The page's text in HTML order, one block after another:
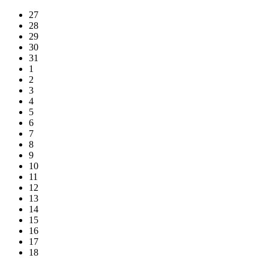
27
28
29
30
31
1
2
3
4
5
6
7
8
9
10
11
12
13
14
15
16
17
18